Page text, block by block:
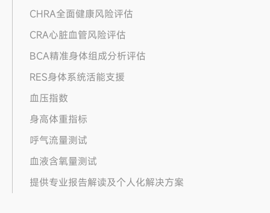
CHRA全面健康风险评估
CRA心脏血管风险评估
BCA精准身体组成分析评估
RES身体系统活能支援
血压指数
身高体重指标
呼气流量测试
血液含氧量测试
提供专业报告解读及个人化解决方案